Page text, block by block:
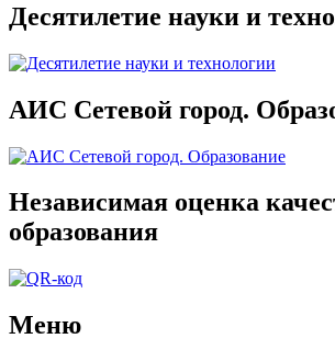
Десятилетие науки и
АИС Сетевой город.
Независимая оценка
образования
Меню